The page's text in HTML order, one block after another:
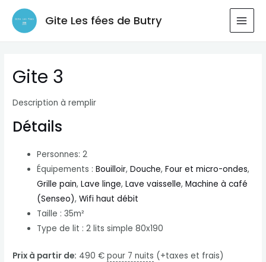
contenu
Gite Les fées de Butry
Gite 3
Description à remplir
Détails
Personnes: 2
Équipements : Bouilloir,Douche,Four et micro-ondes,
Grille pain,Lave linge,Lave vaisselle,Machine à café
(Senseo),Wifi haut débit
Taille : 35m²
Type de lit : 2 lits simple 80x190
Prix à partir de: 490€ pour 7 nuits (+taxes et frais)